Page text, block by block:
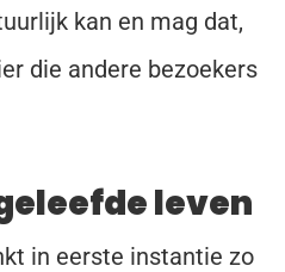
kan en mag dat,
die andere bezoekers
leven
in eerste instantie zo